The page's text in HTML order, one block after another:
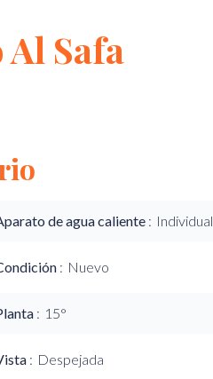
Al Safa
de agua caliente Individual
Nuevo
15°
Despejada